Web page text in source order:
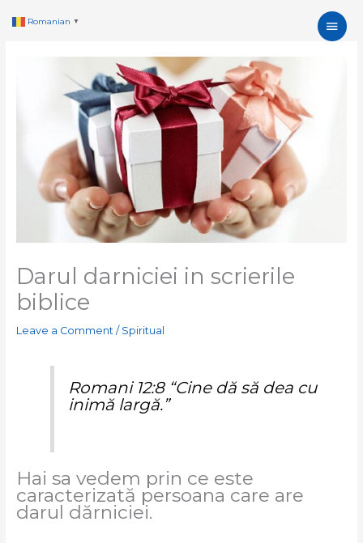
Main
Darul darniciei in scrierile
biblice
Leave a Comment / Spiritual
Romani 12:8 “Cine dă să dea cu
inimă largă.”
Hai sa vedem prin ce este
caracterizată persoana care are
darul dărniciei.
Romanian ▼